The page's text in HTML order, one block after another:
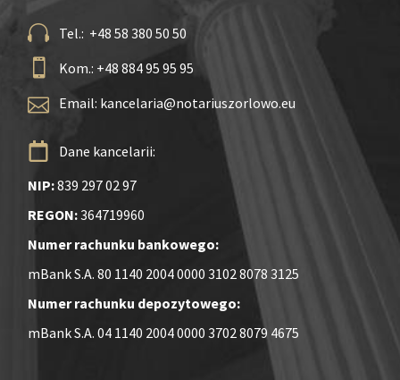
Tel.: +48 58 380 50 50
Kom.: +48 884 95 95 95
Email: kancelaria@notariuszorlowo.eu
Dane kancelarii:
NIP:839 297 02 97
REGON:364719960
Numer rachunku bankowego:
mBank S.A. 80 1140 2004 0000 3102 8078 3125
Numer rachunku depozytowego:
mBank S.A. 04 1140 2004 0000 3702 8079 4675